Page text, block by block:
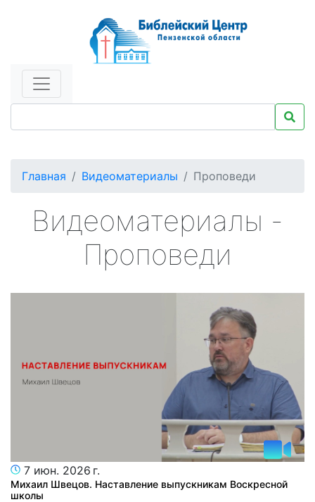
Главная Видеоматериалы Проповеди
Видеоматериалы -
Проповеди
7 июн. 2026 г.
Михаил Швецов. Наставление выпускникам Воскресной
школы